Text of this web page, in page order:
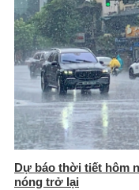
Dự báo thời tiết hôm
nóng trở lại